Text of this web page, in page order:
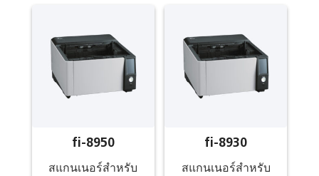
fi-8950
สแกนเนอร์สำหรับ
fi-8930
สแกนเนอร์สำหรับ